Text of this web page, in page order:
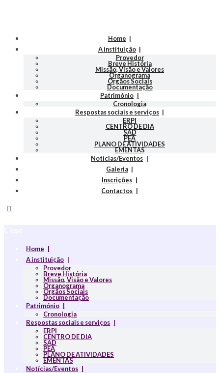
Home
A instituição
Provedor
Breve História
Missão, Visão e Valores
Organograma
Orgãos Sociais
Documentação
Património
Cronologia
Respostas sociais e serviços
ERPI
CENTRO DE DIA
SAD
PEA
PLANO DE ATIVIDADES
EMENTAS
Notícias/Eventos
Galeria
Inscrições
Contactos
Home
A instituição
Provedor
Breve História
Missão, Visão e Valores
Organograma
Orgãos Sociais
Documentação
Património
Cronologia
Respostas sociais e serviços
ERPI
CENTRO DE DIA
SAD
PEA
PLANO DE ATIVIDADES
EMENTAS
Notícias/Eventos